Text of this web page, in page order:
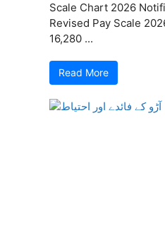
Scale Chart 2026
Revised Pay Scale
16,280 ...
Read More